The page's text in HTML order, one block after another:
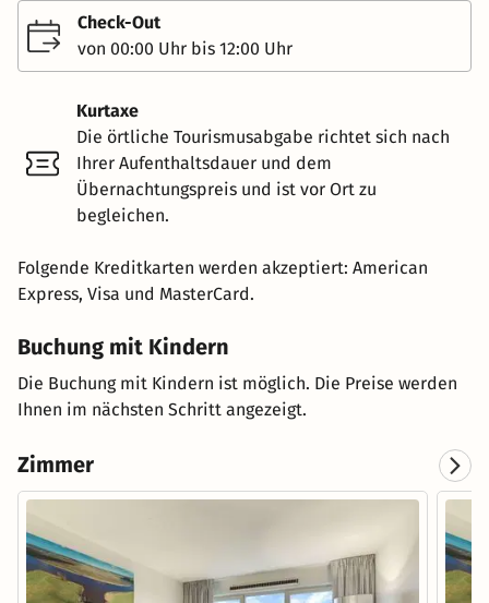
Check-Out
von 00:00 Uhr bis 12:00 Uhr
Kurtaxe
Die örtliche Tourismusabgabe richtet sich nach
Ihrer Aufenthaltsdauer und dem
Übernachtungspreis und ist vor Ort zu
begleichen.
Folgende Kreditkarten werden akzeptiert: American
Express, Visa und MasterCard.
Buchung mit Kindern
Die Buchung mit Kindern ist möglich. Die Preise werden
Ihnen im nächsten Schritt angezeigt.
Zimmer